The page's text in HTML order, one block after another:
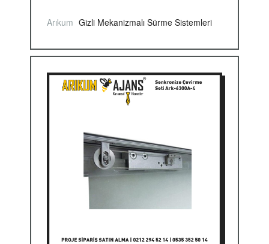
Arıkum Gizli Mekanizmalı Sürme Sistemleri